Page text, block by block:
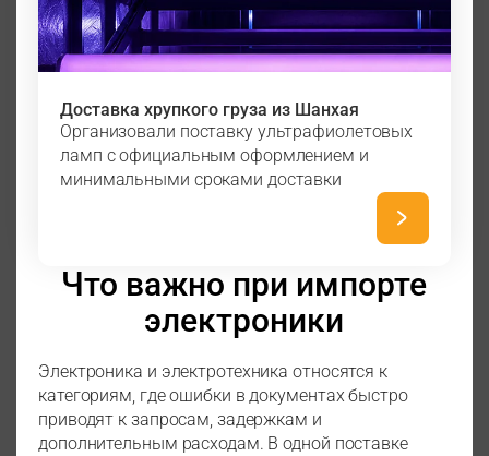
Доставка хрупкого груза из Шанхая
Организовали поставку ультрафиолетовых
ламп с официальным оформлением и
минимальными сроками доставки
Что важно при импорте
электроники
Электроника и электротехника относятся к
категориям, где ошибки в документах быстро
приводят к запросам, задержкам и
дополнительным расходам. В одной поставке